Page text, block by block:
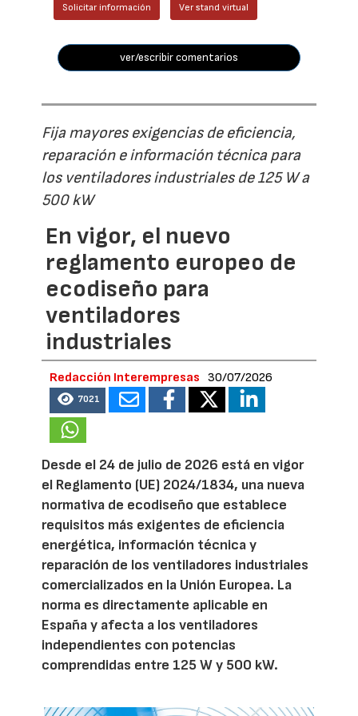
Solicitar información Ver stand virtual
ver/escribir comentarios
Fija mayores exigencias de eficiencia,
reparación e información técnica para
los ventiladores industriales de 125 W a
500 kW
En vigor, el nuevo
reglamento europeo de
ecodiseño para
ventiladores
industriales
Redacción Interempresas 30/07/2026
7021
Desde el 24 de julio de 2026 está en vigor
el Reglamento (UE) 2024/1834, una nueva
normativa de ecodiseño que establece
requisitos más exigentes de eficiencia
energética, información técnica y
reparación de los ventiladores industriales
comercializados en la Unión Europea. La
norma es directamente aplicable en
España y afecta a los ventiladores
independientes con potencias
comprendidas entre 125 W y 500 kW.